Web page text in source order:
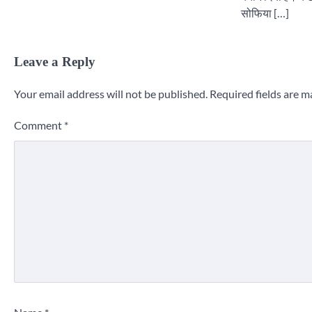
सोफिया […]
Leave a Reply
Your email address will not be published. Required fields are
Comment *